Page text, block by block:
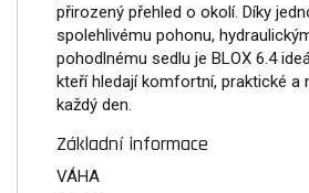
přirozený přehled o okolí. Díky
spolehlivému pohonu,
pohodlnému sedlu je BLOX 6.4
kteří hledají komfortní, praktické a
každý den.
Základní informace
VÁHA